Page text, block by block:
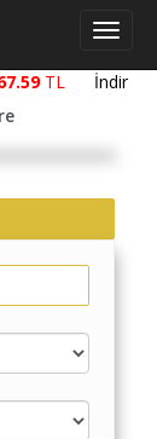
TL İndir